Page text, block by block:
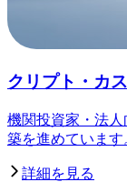
クリプト・カ
機関投資家・法
築を進めています
詳細を見る